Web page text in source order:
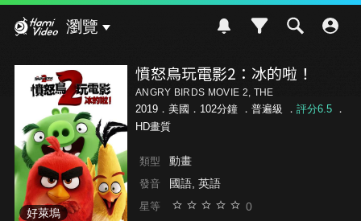
瀏覽
好萊塢
憤怒鳥玩電影2：冰的啦！
ANGRY BIRDS MOVIE 2, THE
2019．美國．102分鐘 ． 普遍級 ． 評分6.5．
HD畫質
類型 動畫
發音 國語, 英語
星等 0